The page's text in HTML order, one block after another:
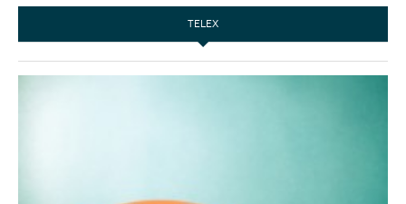
TELEX